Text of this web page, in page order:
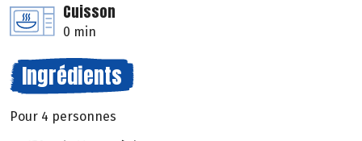
Cuisson
0 min
Ingrédients
Pour 4 personnes